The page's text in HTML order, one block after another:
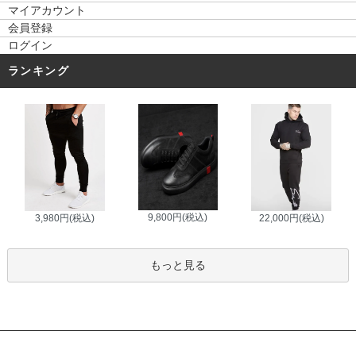
マイアカウント
会員登録
ログイン
ランキング
3,980円(税込) 9,800円(税込) 22,000円(税込)
もっと見る